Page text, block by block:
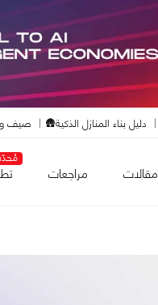
دليل بناء المنازل الذكية🛖 صيف
مقالات مراجعات